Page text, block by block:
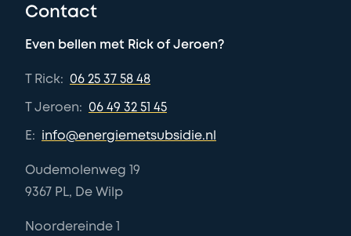
Contact
Even bellen met Rick of Jeroen?
T Rick: 06 25 37 58 48
T Jeroen: 06 49 32 51 45
E: info@energiemetsubsidie.nl
Oudemolenweg 19
9367 PL, De Wilp
Noordereinde 1